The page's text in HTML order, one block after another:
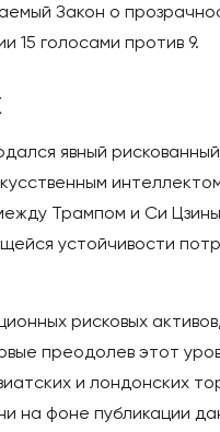
Закон о
15 голосами против 9.
явный
Трампом и Си
устойчивости
рисковых
преодолев этот
и лондонских
на фоне публикации